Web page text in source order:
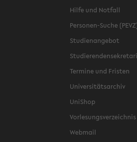
Hilfe und Notfall
Personen-Suche
Studienangebot
Termine und Fristen
Universitätsarchiv
UniShop
Vorlesungsverzeichnis
Webmail